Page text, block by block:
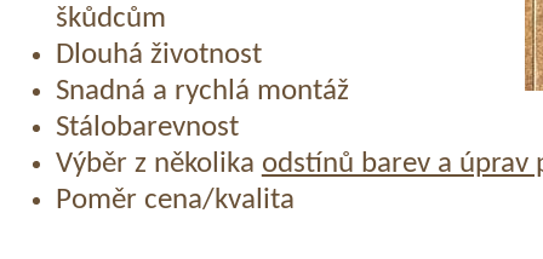
škůdcům
Dlouhá životnost
Snadná a rychlá montáž
Stálobarevnost
Výběr z několika odstínů barev a úprav
Poměr cena/kvalita